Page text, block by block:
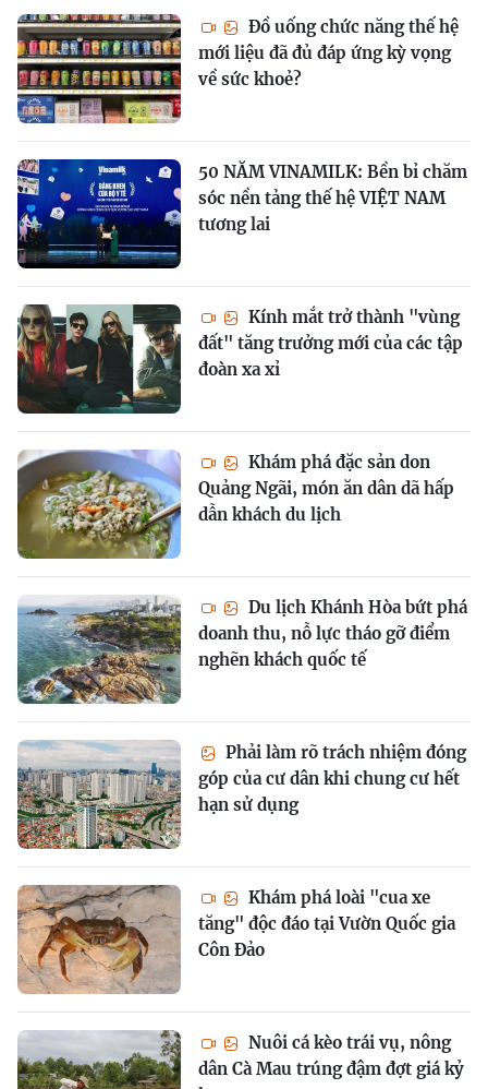
Đồ uống chức năng thế hệ
mới liệu đã đủ đáp ứng kỳ vọng
về sức khoẻ?
50 NĂM VINAMILK: Bền bỉ chăm
sóc nền tảng thế hệ VIỆT NAM
tương lai
Kính mắt trở thành "vùng
đất" tăng trưởng mới của các tập
đoàn xa xỉ
Khám phá đặc sản don
Quảng Ngãi, món ăn dân dã hấp
dẫn khách du lịch
Du lịch Khánh Hòa bứt phá
doanh thu, nỗ lực tháo gỡ điểm
nghẽn khách quốc tế
Phải làm rõ trách nhiệm đóng
góp của cư dân khi chung cư hết
hạn sử dụng
Khám phá loài "cua xe
tăng" độc đáo tại Vườn Quốc gia
Côn Đảo
Nuôi cá kèo trái vụ, nông
dân Cà Mau trúng đậm đợt giá kỷ